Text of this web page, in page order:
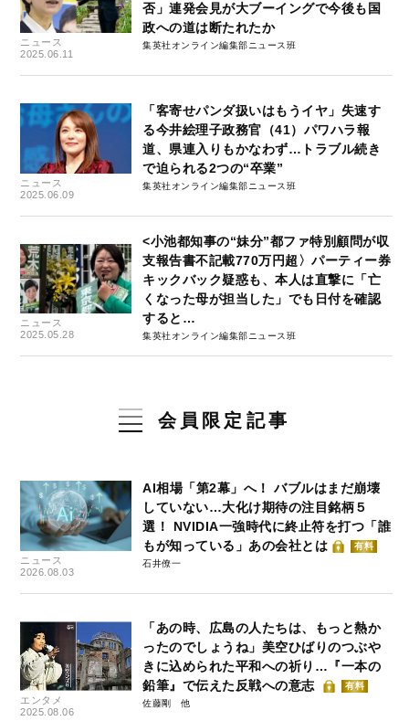
ニュース
2025.06.11
否」連発会見が大ブーイングで今後も国
政への道は断たれたか
集英社オンライン編集部ニュース班
ニュース
2025.06.09
「客寄せパンダ扱いはもうイヤ」失速す
る今井絵理子政務官（41）パワハラ報
道、県連入りもかなわず…トラブル続き
で迫られる2つの“卒業”
集英社オンライン編集部ニュース班
ニュース
2025.05.28
<小池都知事の“妹分”都ファ特別顧問が収
支報告書不記載770万円超〉パーティー券
キックバック疑惑も、本人は直撃に「亡
くなった母が担当した」でも日付を確認
すると…
集英社オンライン編集部ニュース班
会員限定記事
ニュース
2026.08.03
AI相場「第2幕」へ！ バブルはまだ崩壊
していない…大化け期待の注目銘柄５
選！ NVIDIA一強時代に終止符を打つ「誰
もが知っている」あの会社とは
有料
石井僚一
エンタメ
2025.08.06
「あの時、広島の人たちは、もっと熱か
ったのでしょうね」美空ひばりのつぶや
きに込められた平和への祈り…『一本の
鉛筆』で伝えた反戦への意志
有料
佐藤剛